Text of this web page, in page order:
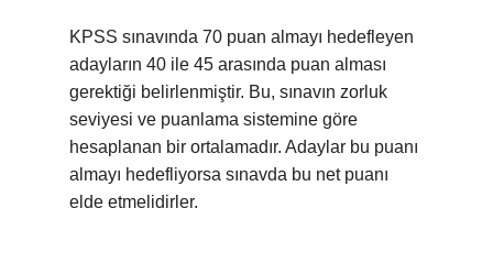
KPSS sınavında 70 puan almayı hedefleyen
adayların 40 ile 45 arasında puan alması
gerektiği belirlenmiştir. Bu, sınavın zorluk
seviyesi ve puanlama sistemine göre
hesaplanan bir ortalamadır. Adaylar bu puanı
almayı hedefliyorsa sınavda bu net puanı
elde etmelidirler.